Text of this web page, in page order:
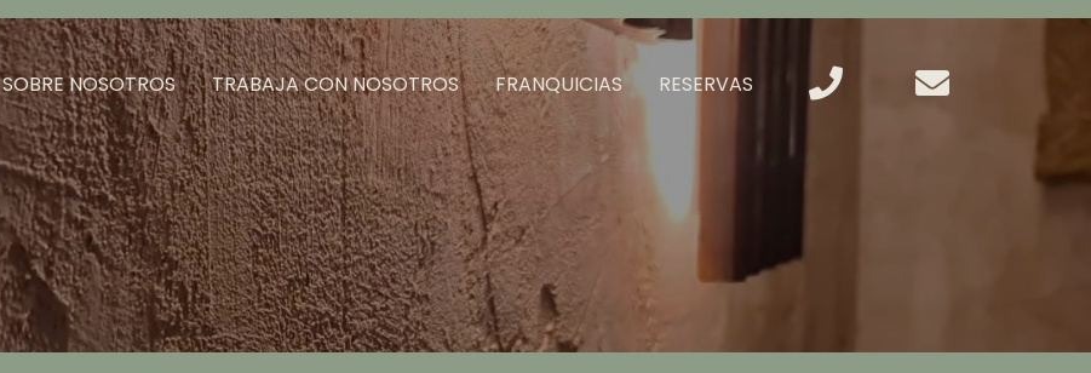
SOBRE NOSOTROS TRABAJA CON NOSOTROS FRANQUICIAS RESERVAS